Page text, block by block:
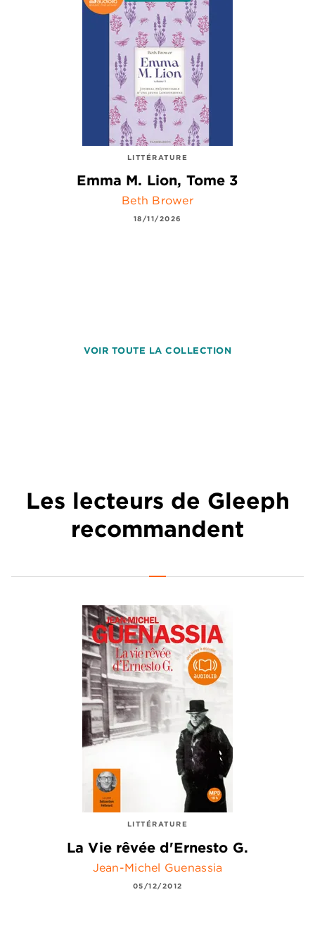
LITTÉRATURE
Emma M. Lion, Tome 3
Beth Brower
18/11/2026
VOIR TOUTE LA COLLECTION
Les lecteurs de Gleeph
recommandent
LITTÉRATURE
La Vie rêvée d'Ernesto G.
Jean-Michel Guenassia
05/12/2012